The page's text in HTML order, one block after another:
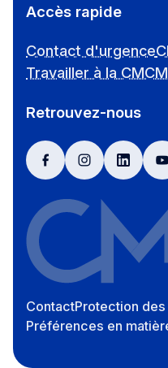
Accès rapide
Contact d'urgence
Travailler à la CMCM
Retrouvez-nous
facebookinstagramlinkedin
ContactProtection
Préférences en